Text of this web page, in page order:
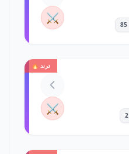
⚔️
ترند 🔥
⚔️